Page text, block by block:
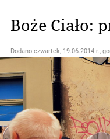
Boże Ciało:
Dodano czwartek, 19.06.2014 r.,